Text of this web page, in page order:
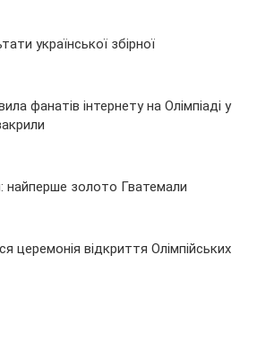
української збірної
фанатів інтернету на Олімпіаді у
найперше золото Гватемали
церемонія відкриття Олімпійських